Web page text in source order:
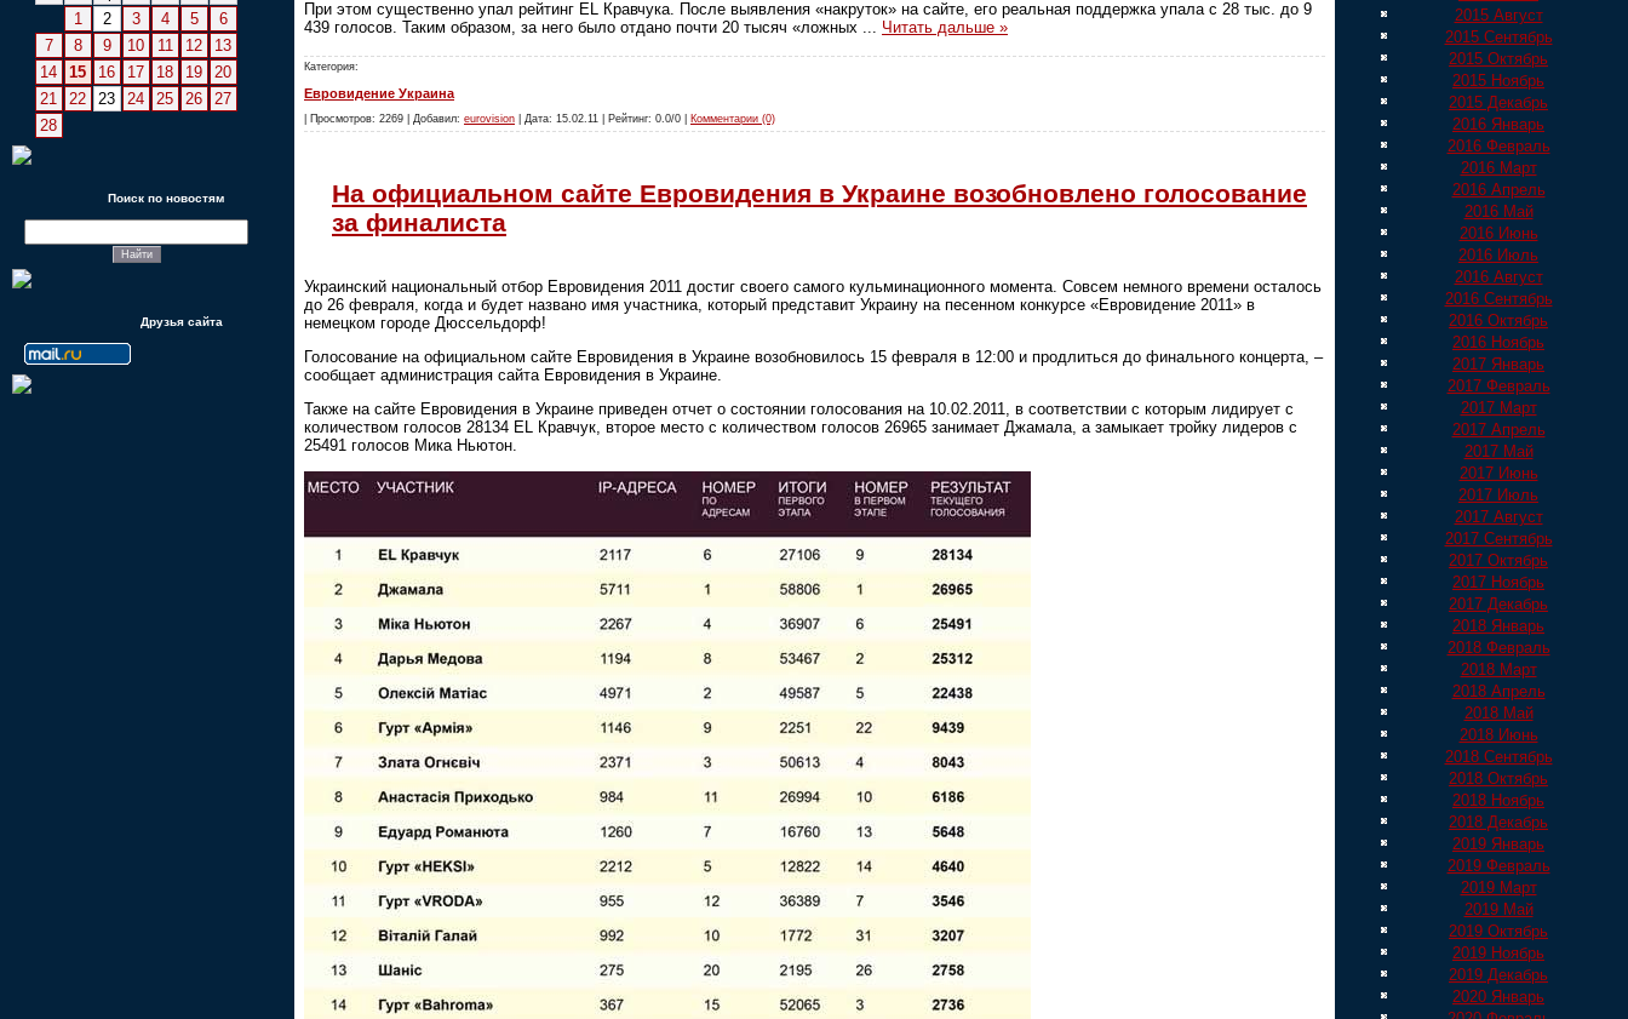
1
2 3 4 5
6
7
8 9 10 11 12
13
14
15 16 17 18 19
20
21
22 23 24 25 26
27
28
Поиск по новостям
Друзья сайта
При этом существенно упал рейтинг EL Кравчука. После выявления «накруток» на сайте, его реальная поддержка упала с 28 тыс. до 9
439 голосов. Таким образом, за него было отдано почти 20 тысяч «ложных ... Читать дальше »
Категория:
Евровидение Украина
| Просмотров: 2269 | Добавил: eurovision | Дата: 15.02.11 | Рейтинг: 0.0/0 | Комментарии (0)
На официальном сайте Евровидения в Украине возобновлено голосование
за финалиста
Украинский национальный отбор Евровидения 2011 достиг своего самого кульминационного момента. Совсем немного времени осталось
до 26 февраля, когда и будет названо имя участника, который представит Украину на песенном конкурсе «Евровидение 2011» в
немецком городе Дюссельдорф!
Голосование на официальном сайте Евровидения в Украине возобновилось 15 февраля в 12:00 и продлиться до финального концерта, –
сообщает администрация сайта Евровидения в Украине.
Также на сайте Евровидения в Украине приведен отчет о состоянии голосования на 10.02.2011, в соответствии с которым лидирует с
количеством голосов 28134 EL Кравчук, второе место с количеством голосов 26965 занимает Джамала, а замыкает тройку лидеров с
25491 голосов Мика Ньютон.
2015 Август
2015 Сентябрь
2015 Октябрь
2015 Ноябрь
2015 Декабрь
2016 Январь
2016 Февраль
2016 Март
2016 Апрель
2016 Май
2016 Июнь
2016 Июль
2016 Август
2016 Сентябрь
2016 Октябрь
2016 Ноябрь
2017 Январь
2017 Февраль
2017 Март
2017 Апрель
2017 Май
2017 Июнь
2017 Июль
2017 Август
2017 Сентябрь
2017 Октябрь
2017 Ноябрь
2017 Декабрь
2018 Январь
2018 Февраль
2018 Март
2018 Апрель
2018 Май
2018 Июнь
2018 Сентябрь
2018 Октябрь
2018 Ноябрь
2018 Декабрь
2019 Январь
2019 Февраль
2019 Март
2019 Май
2019 Октябрь
2019 Ноябрь
2019 Декабрь
2020 Январь